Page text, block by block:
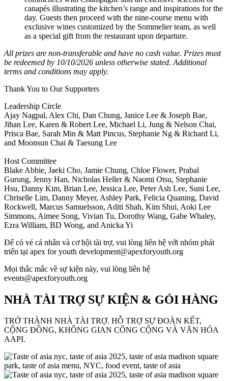
canapés illustrating the kitchen’s range and inspirations for the
day. Guests then proceed with the nine-course menu with
exclusive wines customized by the Sommelier team, as well
as a special gift from the restaurant upon departure.
All prizes are non-transferable and have no cash value. Prizes must
be redeemed by 10/10/2026 unless otherwise stated. Additional
terms and conditions may apply.
Thank You to Our Supporters
Leadership Circle
Ajay Nagpal, Alex Chi, Dan Chung, Janice Lee & Joseph Bae,
Jihan Lee, Karen & Robert Lee, Michael Li, Jung & Nelson Chai,
Prisca Bae, Sarah Min & Matt Pincus, Stephanie Ng & Richard Li,
and Moonsun Chai & Taesung Lee
Host Committee
Blake Abbie, Jaeki Cho, Jamie Chung, Chloe Flower, Prabal
Gurung, Jenny Han, Nicholas Heller & Naomi Otsu, Stephanie
Hsu, Danny Kim, Brian Lee, Jessica Lee, Peter Ash Lee, Suni Lee,
Chriselle Lim, Danny Meyer, Ashley Park, Felicia Quaning, David
Rockwell, Marcus Samuelsson, Aditi Shah, Kim Shui, Aoki Lee
Simmons, Aimee Song, Vivian Tu, Dorothy Wang, Gabe Whaley,
Ezra William, BD Wong, and Anicka Yi
Để có vé cá nhân và cơ hội tài trợ, vui lòng liên hệ với nhóm phát
triển tại apex for youth development@apexforyouth.org
Mọi thắc mắc về sự kiện này, vui lòng liên hệ
events@apexforyouth.org
NHÀ TÀI TRỢ SỰ KIỆN & GÓI HÀNG
TRỞ THÀNH NHÀ TÀI TRỢ. HỖ TRỢ SỰ ĐOÀN KẾT,
CỘNG ĐỒNG, KHÔNG GIAN CÔNG CỘNG VÀ VĂN HÓA
AAPI.